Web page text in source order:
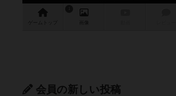
ゲーム 画像
会員の新しい投稿